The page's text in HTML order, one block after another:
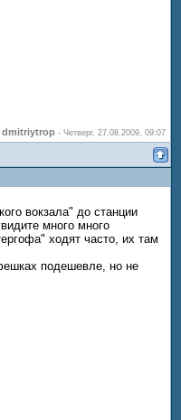
dmitriytrop - Четверг, 27.08.2009, 09:07
вокзала" до станции
много много
ходят часто, их там
подешевле, но не